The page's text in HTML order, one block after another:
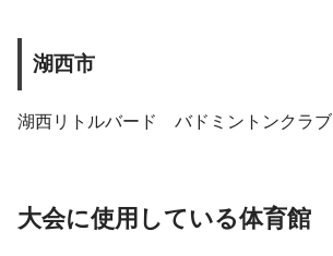
湖西市
湖西リトルバード バドミントンクラブ
大会に使用している体育館